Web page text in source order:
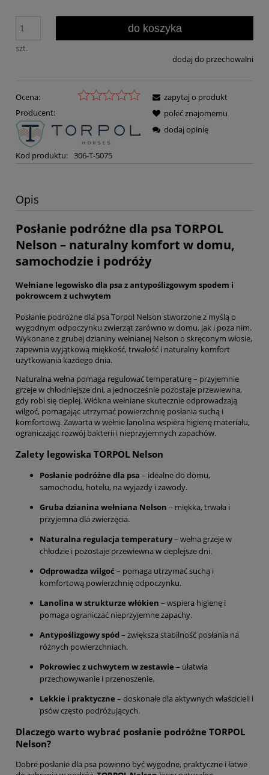
szt.
do koszyka
dodaj do przechowalni
Ocena:
Producent:
Kod produktu: 306-T-5075
zapytaj o produkt
poleć znajomemu
dodaj opinię
Opis
Posłanie podróżne dla psa TORPOL
Nelson – naturalny komfort w domu,
samochodzie i podróży
Wełniane legowisko dla psa z antypoślizgowym spodem i
pokrowcem z uchwytem
Posłanie podróżne dla psa Torpol Nelson stworzone z myślą o
wygodnym odpoczynku zwierząt zarówno w domu, jak i poza nim.
Wykonane z grubej dzianiny wełnianej Nelson o skręconym włosie,
zapewnia wyjątkową miękkość, trwałość i naturalny komfort
użytkowania każdego dnia.
Naturalna wełna pomaga regulować temperaturę – przyjemnie
grzeje w chłodniejsze dni, a jednocześnie pozostaje przewiewna,
gdy robi się cieplej. Włókna wełniane skutecznie odprowadzają
wilgoć, pomagając utrzymać powierzchnię posłania suchą i
komfortową. Zawarta w wełnie lanolina wspiera higienę materiału,
ograniczając rozwój bakterii i nieprzyjemnych zapachów.
Zalety legowiska TORPOL Nelson
Posłanie podróżne dla psa – idealne do domu,
samochodu, hotelu, na wyjazdy i zawody.
Gruba dzianina wełniana Nelson – miękka, trwała i
przyjemna dla zwierzęcia.
Naturalna regulacja temperatury– wełna grzeje w
chłodzie i pozostaje przewiewna w cieplejsze dni.
Odprowadza wilgoć – pomaga utrzymać suchą i
komfortową powierzchnię odpoczynku.
Lanolina w strukturze włókien – wspiera higienę i
pomaga ograniczać nieprzyjemne zapachy.
Antypoślizgowy spód– zwiększa stabilność posłania na
różnych powierzchniach.
Pokrowiec z uchwytem w zestawie – ułatwia
przechowywanie i przenoszenie.
Lekkie i praktyczne – doskonałe dla aktywnych właścicieli i
psów często podróżujących.
Dlaczego warto wybrać posłanie podróżne TORPOL
Nelson?
Dobre posłanie dla psa powinno być wygodne, praktyczne i łatwe